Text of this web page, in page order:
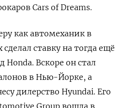
Cars of Dreams.
как автомеханик в
ставку на тогда ещё
Вскоре он стал
в Нью-Йорке, а
дилерство Hyundai. Его